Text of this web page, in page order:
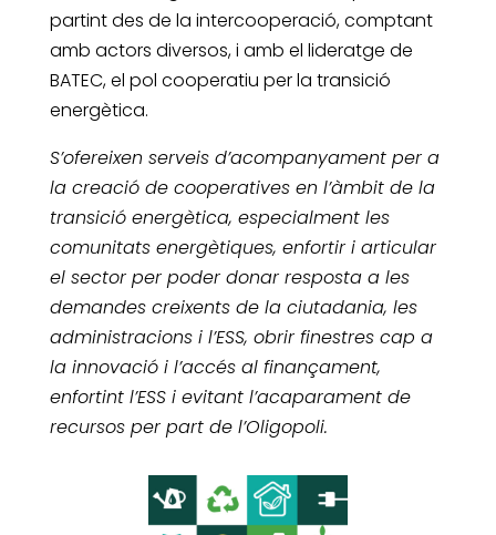
partint des de la intercooperació, comptant
amb actors diversos, i amb el lideratge de
BATEC, el pol cooperatiu per la transició
energètica.
S’ofereixen serveis d’acompanyament per a
la creació de cooperatives en l’àmbit de la
transició energètica, especialment les
comunitats energètiques, enfortir i articular
el sector per poder donar resposta a les
demandes creixents de la ciutadania, les
administracions i l’ESS, obrir finestres cap a
la innovació i l’accés al finançament,
enfortint l’ESS i evitant l’acaparament de
recursos per part de l’Oligopoli.